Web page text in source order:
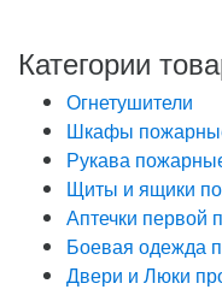
Категории
Огнетушители
Шкафы
Рукава
Щиты и ящики
Аптечки первой
Боевая одежда
Двери и Люки